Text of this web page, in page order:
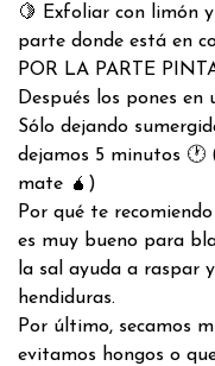
🍋 Exfoliar con limón
parte donde está en
POR LA PARTE
Después los pones
Sólo dejando
dejamos 5 minutos 🕐
mate 🧉)
Por qué te
es muy bueno para
la sal ayuda a raspar
hendiduras.
Por último, secamos
evitamos hongos o